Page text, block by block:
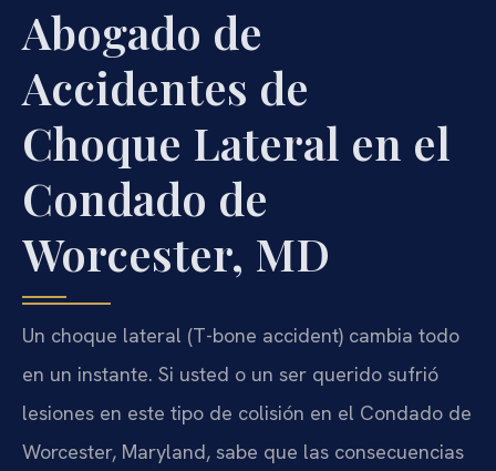
Abogado de
Accidentes de
Choque Lateral en el
Condado de
Worcester, MD
Un choque lateral (T-bone accident) cambia todo
en un instante. Si usted o un ser querido sufrió
lesiones en este tipo de colisión en el Condado de
Worcester, Maryland, sabe que las consecuencias